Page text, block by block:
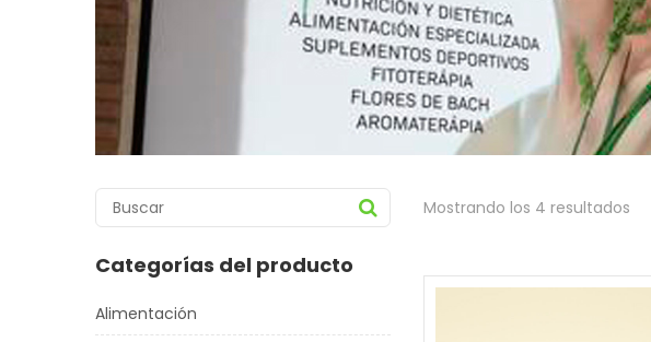
Categorías del producto
Alimentación
Mostrando los 4 resultados